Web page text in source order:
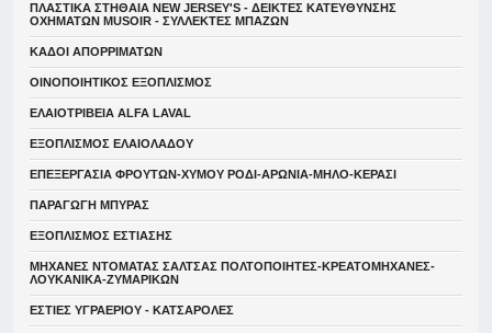
ΠΛΑΣΤΙΚΑ ΣΤΗΘΑΙΑ NEW JERSEY'S - ΔΕΙΚΤΕΣ ΚΑΤΕΥΘYΝΣΗΣ
ΟΧΗΜΑΤΩΝ MUSOIR - ΣΥΛΛΕΚΤΕΣ ΜΠΑΖΩΝ
ΚΑΔΟΙ ΑΠΟΡΡΙΜΑΤΩΝ
ΟΙΝΟΠΟΙΗΤΙΚΟΣ ΕΞΟΠΛΙΣΜΟΣ
ΕΛΑΙΟΤΡΙΒΕΙΑ ALFA LAVAL
ΕΞΟΠΛΙΣΜΟΣ ΕΛΑΙΟΛΑΔΟΥ
ΕΠΕΞΕΡΓΑΣΙΑ ΦΡΟΥΤΩΝ-ΧΥΜΟΥ ΡΟΔΙ-ΑΡΩΝΙΑ-ΜΗΛΟ-ΚΕΡΑΣΙ
ΠΑΡΑΓΩΓΗ ΜΠΥΡΑΣ
ΕΞΟΠΛΙΣΜΟΣ ΕΣΤΙΑΣΗΣ
ΜΗΧΑΝΕΣ ΝΤΟΜΑΤΑΣ ΣΑΛΤΣΑΣ ΠΟΛΤΟΠΟΙΗΤΕΣ-ΚΡΕΑΤΟΜΗΧΑΝΕΣ-
ΛΟΥΚΑΝΙΚΑ-ΖΥΜΑΡΙΚΩΝ
ΕΣΤΙΕΣ ΥΓΡΑΕΡΙΟΥ - ΚΑΤΣΑΡΟΛΕΣ